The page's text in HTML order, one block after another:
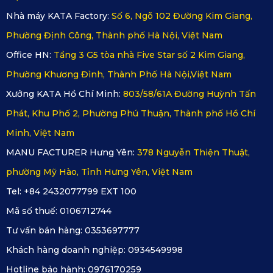
Thảm lót sàn 360 độ giúp bảo vệ sàn xe tránh khỏi nguy cơ
ẩm mốc, mài mòn hay hư hỏng
2.2. Dễ Dàng Vệ Sinh, Tiết Kiệm Thời Gian
Với bề mặt chống bám bụi và chống nước, việc vệ sinh
thảm cực kỳ đơn giản. Chỉ cần dùng khăn ẩm lau hoặc xịt
Nhà máy KATA Factory: Số 6, Ngõ 102 Đường Kim Giang,
Phường Định Công, Thành phố Hà Nội, Việt Nam
Office HN: Tầng 3 G5 tòa nhà Five Star số 2 Kim Giang,
Phường Khương Đình, Thành Phố Hà Nội,Việt Nam
Xưởng KATA Hồ Chí Minh: 803/58/61A Đường Huỳnh Tấn
Phát, Khu Phố 2, Phường Phú Thuận, Thành phố Hồ Chí
Minh, Việt Nam
MANU FACTURER Hưng Yên: 378 Nguyễn Thiện Thuật,
phường Mỹ Hào, Tỉnh Hưng Yên, Việt Nam
Tel: +84 2432077799 EXT 100
Mã số thuế: 0106712744
Tư vấn bán hàng: 0353697777
Khách hàng doanh nghiệp: 0934549998
Hotline bảo hành: 0976170259